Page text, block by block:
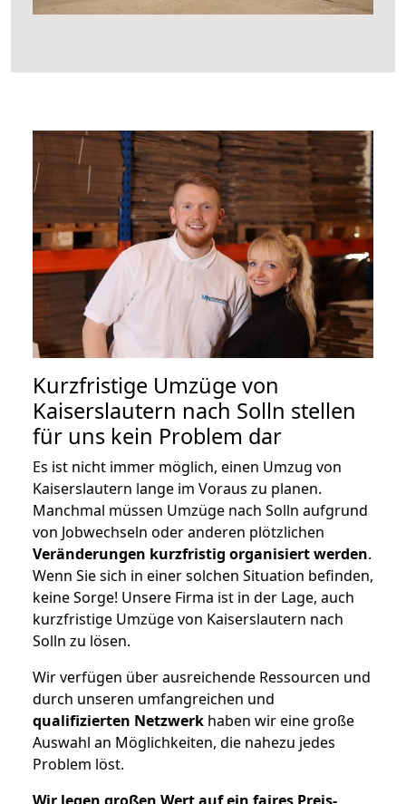
Kurzfristige Umzüge von
Kaiserslautern nach Solln stellen
für uns kein Problem dar
Es ist nicht immer möglich, einen Umzug von
Kaiserslautern lange im Voraus zu planen.
Manchmal müssen Umzüge nach Solln aufgrund
von Jobwechseln oder anderen plötzlichen
Veränderungen kurzfristig organisiert werden.
Wenn Sie sich in einer solchen Situation befinden,
keine Sorge! Unsere Firma ist in der Lage, auch
kurzfristige Umzüge von Kaiserslautern nach
Solln zu lösen.
Wir verfügen über ausreichende Ressourcen und
durch unseren umfangreichen und
qualifizierten Netzwerk haben wir eine große
Auswahl an Möglichkeiten, die nahezu jedes
Problem löst.